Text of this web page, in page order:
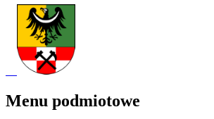
Menu podmiotowe